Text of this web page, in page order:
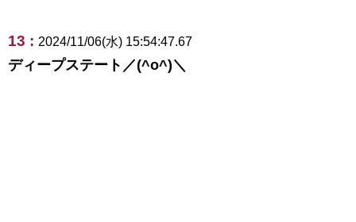
13 : 2024/11/06(水) 15:54:47.67
ディープステート／(^o^)＼